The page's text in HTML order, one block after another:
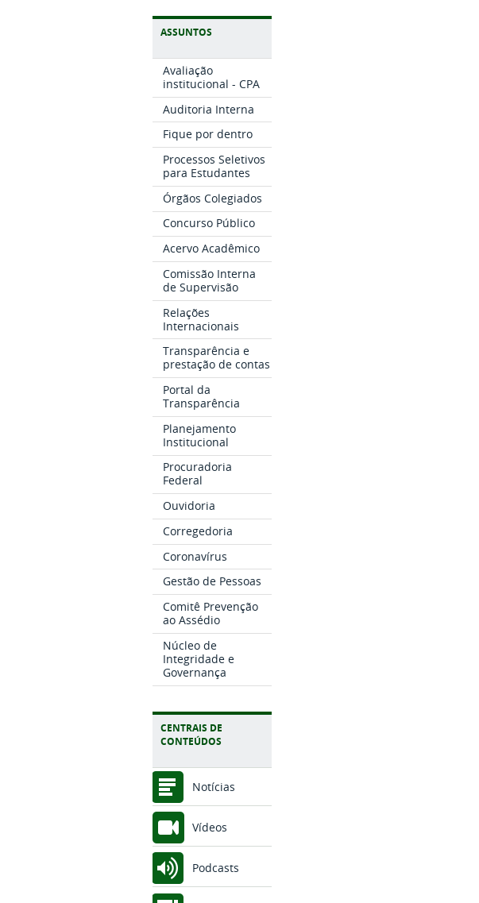
ASSUNTOS
Avaliação
institucional - CPA
Auditoria Interna
Fique por dentro
Processos Seletivos
para Estudantes
Órgãos Colegiados
Concurso Público
Acervo Acadêmico
Comissão Interna
de Supervisão
Relações
Internacionais
Transparência e
prestação de contas
Portal da
Transparência
Planejamento
Institucional
Procuradoria
Federal
Ouvidoria
Corregedoria
Coronavírus
Gestão de Pessoas
Comitê Prevenção
ao Assédio
Núcleo de
Integridade e
Governança
CENTRAIS DE
CONTEÚDOS
Notícias
Vídeos
Podcasts